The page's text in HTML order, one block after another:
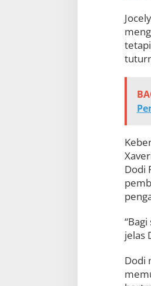
Dodi
jelas
Dodi